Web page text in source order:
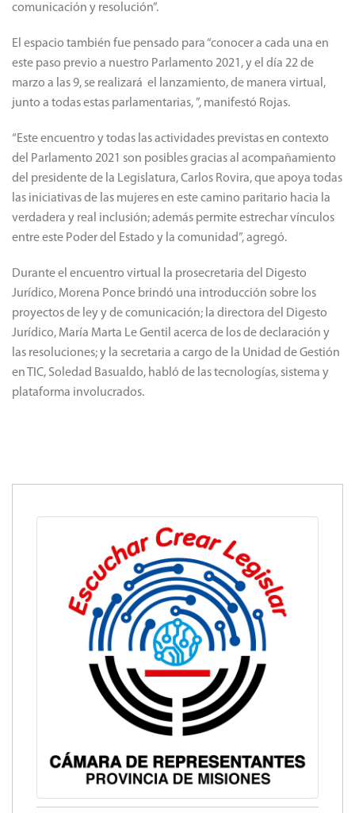
comunicación y resolución”.
El espacio también fue pensado para “conocer a cada una en
este paso previo a nuestro Parlamento 2021, y el día 22 de
marzo a las 9, se realizará el lanzamiento, de manera virtual,
junto a todas estas parlamentarias, ”, manifestó Rojas.
“Este encuentro y todas las actividades previstas en contexto
del Parlamento 2021 son posibles gracias al acompañamiento
del presidente de la Legislatura, Carlos Rovira, que apoya todas
las iniciativas de las mujeres en este camino paritario hacia la
verdadera y real inclusión; además permite estrechar vínculos
entre este Poder del Estado y la comunidad”, agregó.
Durante el encuentro virtual la prosecretaria del Digesto
Jurídico, Morena Ponce brindó una introducción sobre los
proyectos de ley y de comunicación; la directora del Digesto
Jurídico, María Marta Le Gentil acerca de los de declaración y
las resoluciones; y la secretaria a cargo de la Unidad de Gestión
en TIC, Soledad Basualdo, habló de las tecnologías, sistema y
plataforma involucrados.